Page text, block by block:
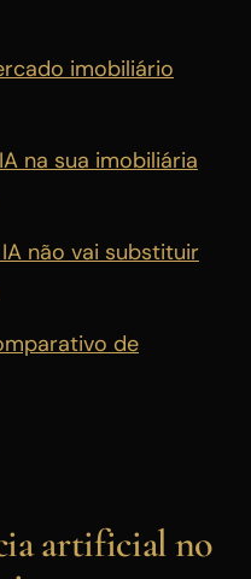
imobiliário
na sua imobiliária
não vai substituir
de
artificial no